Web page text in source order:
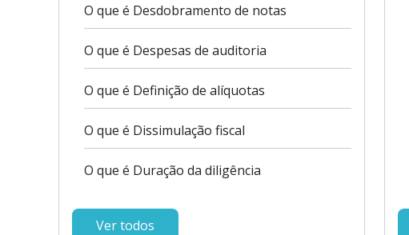
O que é Desdobramento de notas
O que é Despesas de auditoria
O que é Definição de alíquotas
O que é Dissimulação fiscal
O que é Duração da diligência
Ver todos